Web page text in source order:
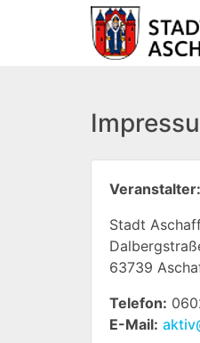
Veranstalter:
Stadt
63739
Telefon:
E-Mail: